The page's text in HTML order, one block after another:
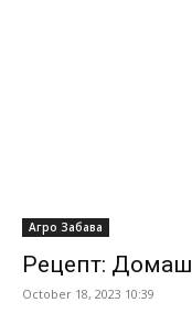
Агро Забава
Рецепт:
October 18, 2023 10:39